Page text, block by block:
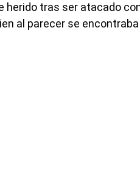
herido tras ser atacado
al parecer se